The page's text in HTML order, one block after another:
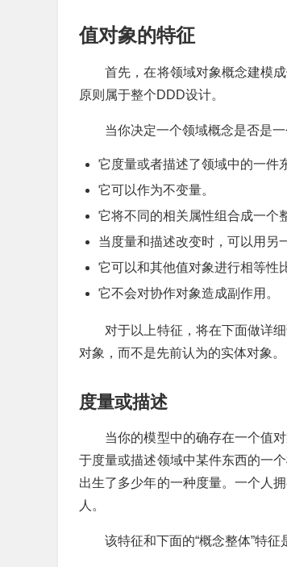
值对象的特征
首先，在将领域对象概念建模成
原则属于整个DDD设计。
当你决定一个领域概念是否是一
它度量或者描述了领域中的一件
它可以作为不变量。
它将不同的相关属性组合成一个
当度量和描述改变时，可以用另
它可以和其他值对象进行相等性
它不会对协作对象造成副作用。
对于以上特征，将在下面做详细
对象，而不是先前认为的实体对象。
度量或描述
当你的模型中的确存在一个值对
于度量或描述领域中某件东西的一
出生了多少年的一种度量。一个人
人。
该特征和下面的“概念整体”特征